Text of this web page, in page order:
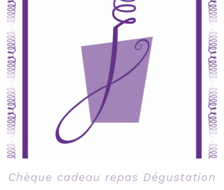
Chèque cadeau repas Dégustation